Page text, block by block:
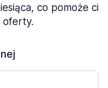
co pomoże ci
oferty.